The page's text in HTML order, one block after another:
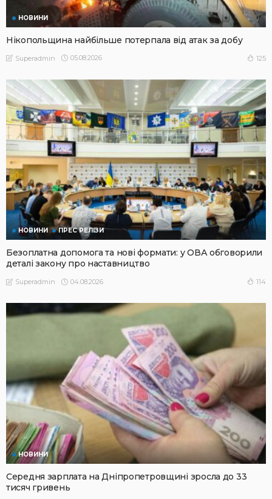
НОВИНИ
Нікопольщина найбільше потерпала від атак за добу
Superadmin 05.08.2026 125
НОВИНИ ПРЕС РЕЛІЗИ
Безоплатна допомога та нові формати: у ОВА обговорили
деталі закону про наставництво
Superadmin 04.08.2026 114
НОВИНИ
Середня зарплата на Дніпропетровщині зросла до 33
тисяч гривень